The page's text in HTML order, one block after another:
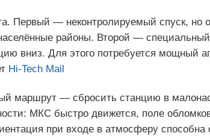
Первый — неконтролируемый спуск, но
районы. Второй —
вниз. Для этого потребуется мощный
Hi-Tech Mail
маршрут — сбросить станцию в
МКС быстро движется, поле
при входе в атмосферу способна